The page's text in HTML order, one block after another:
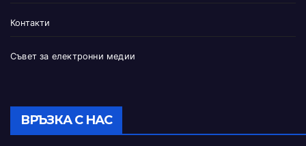
Контакти
Съвет за електронни медии
ВРЪЗКА С НАС